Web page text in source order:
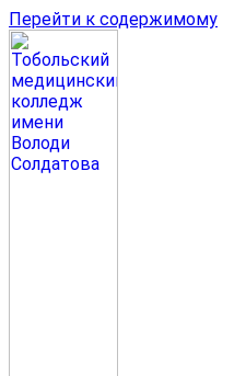
Перейти к содержимому